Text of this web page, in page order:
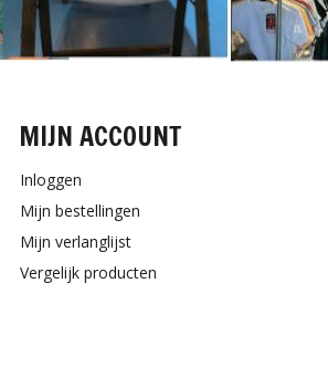
MIJN ACCOUNT
Inloggen
Mijn bestellingen
Mijn verlanglijst
Vergelijk producten